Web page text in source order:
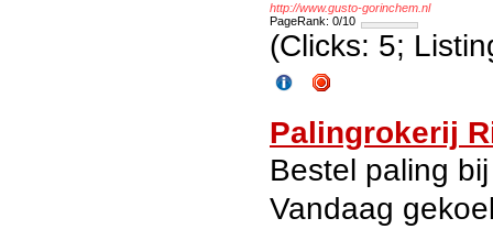
http://www.gusto-gorinchem.nl
PageRank: 0/10
(Clicks: 5;
Palingrokerij
Bestel paling
Vandaag